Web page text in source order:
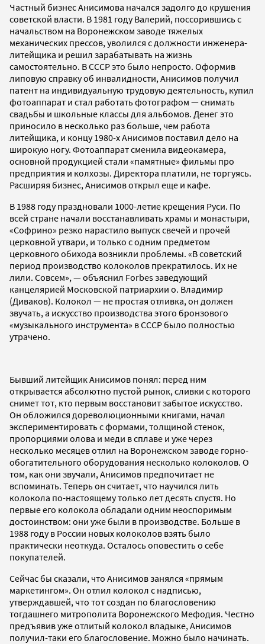
Частный бизнес Анисимова начался задолго до крушения
советской власти. В 1981 году Валерий, поссорившись с
начальством на Воронежском заводе тяжелых
механических прессов, уволился с должности инженера-
литейщика и решил зарабатывать на жизнь
самостоятельно. В СССР это было непросто. Оформив
липовую справку об инвалидности, Анисимов получил
патент на индивидуальную трудовую деятельность, купил
фотоаппарат и стал работать фотографом — снимать
свадьбы и школьные классы для альбомов. Денег это
приносило в несколько раз больше, чем работа
литейщика, и концу 1980-х Анисимов поставил дело на
широкую ногу. Фотоаппарат сменила видеокамера,
основной продукцией стали «памятные» фильмы про
предприятия и колхозы. Директора платили, не торгуясь.
Расширяя бизнес, Анисимов открыл еще и кафе.
В 1988 году праздновали 1000-летие крещения Руси. По
всей стране начали восстанавливать храмы и монастыри,
«Софрино» резко нарастило выпуск свечей и прочей
церковной утвари, и только с одним предметом
церковного обихода возникли проблемы. «В советский
период производство колоколов прекратилось. Их не
лили. Совсем», — объяснил Forbes заведующий
канцелярией Московской патриархии о. Владимир
(Диваков). Колокол — не простая отливка, он должен
звучать, а искусство производства этого бронзового
«музыкального инструмента» в СССР было полностью
утрачено.
Бывший литейщик Анисимов понял: перед ним
открывается абсолютно пустой рынок, сливки с которого
снимет тот, кто первым восстановит забытое искусство.
Он обложился дореволюционными книгами, начал
экспериментировать с формами, толщиной стенок,
пропорциями олова и меди в сплаве и уже через
несколько месяцев отлил на Воронежском заводе горно-
обогатительного оборудования несколько колоколов. О
том, как они звучали, Анисимов предпочитает не
вспоминать. Теперь он считает, что научился лить
колокола по-настоящему только лет десять спустя. Но
первые его колокола обладали одним неоспоримым
достоинством: они уже были в производстве. Больше в
1988 году в России новых колоколов взять было
практически неоткуда. Осталось оповестить о себе
покупателей.
Сейчас бы сказали, что Анисимов занялся «прямым
маркетингом». Он отлил колокол с надписью,
утверждавшей, что тот создан по благословению
тогдашнего митрополита Воронежского Мефодия. Честно
предъявив уже отлитый колокол владыке, Анисимов
получил-таки его благословение. Можно было начинать.